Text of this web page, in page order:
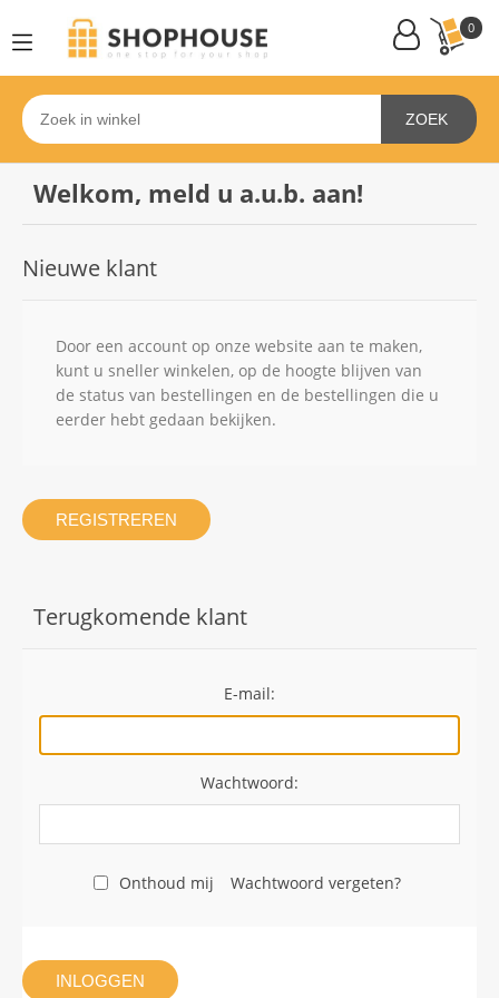
0
ZOEK
Welkom, meld u a.u.b. aan!
Nieuwe klant
Door een account op onze website aan te maken,
kunt u sneller winkelen, op de hoogte blijven van
de status van bestellingen en de bestellingen die u
eerder hebt gedaan bekijken.
REGISTREREN
Terugkomende klant
E-mail:
Wachtwoord:
Onthoud mij Wachtwoord vergeten?
INLOGGEN